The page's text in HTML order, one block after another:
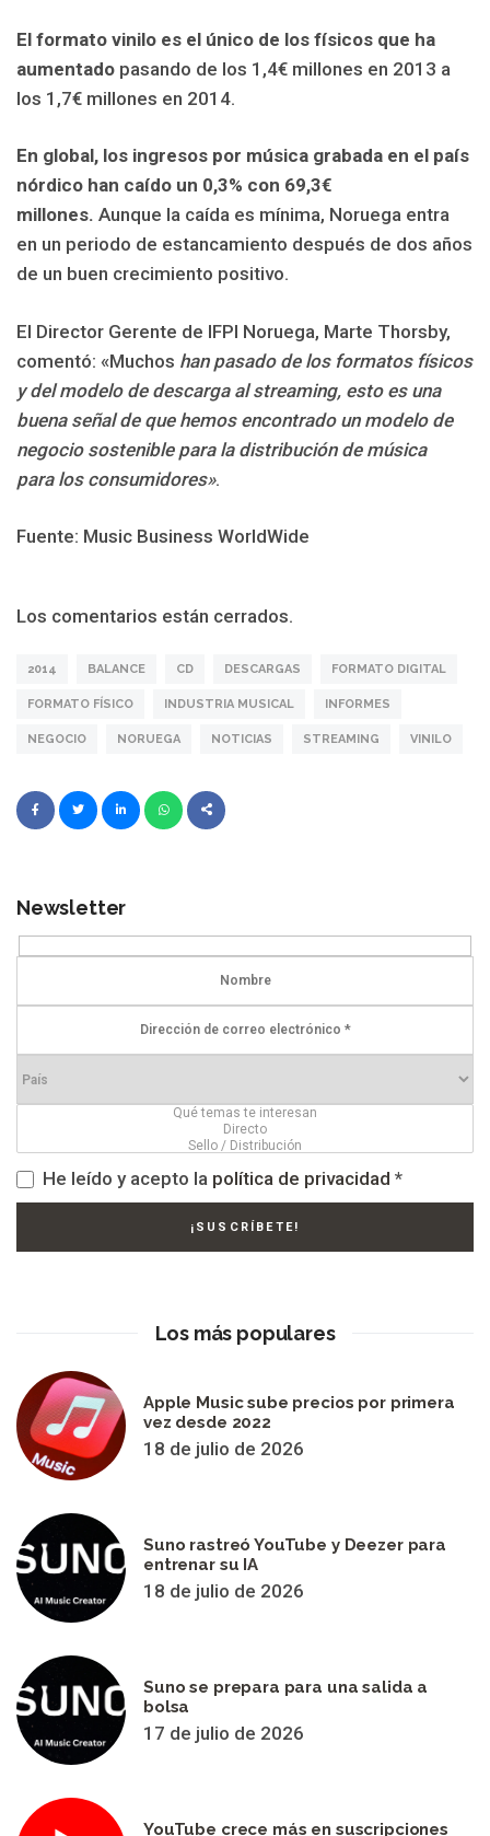
El formato vinilo es el único de los físicos que ha
aumentado pasando de los 1,4€ millones en 2013 a
los 1,7€ millones en 2014.
En global, los ingresos por música grabada en el país
nórdico han caído un 0,3% con 69,3€
millones. Aunque la caída es mínima, Noruega entra
en un periodo de estancamiento después de dos años
de un buen crecimiento positivo.
El Director Gerente de IFPI Noruega, Marte Thorsby,
comentó: «Muchos han pasado de los formatos físicos
y del modelo de descarga al streaming, esto es una
buena señal de que hemos encontrado un modelo de
negocio sostenible para la distribución de música
para los consumidores».
Fuente: Music Business WorldWide
Los comentarios están cerrados.
2014 BALANCE CD DESCARGAS FORMATO DIGITAL
FORMATO FÍSICO INDUSTRIA MUSICAL INFORMES
NEGOCIO NORUEGA NOTICIAS STREAMING VINILO
Newsletter
He leído y acepto la política de privacidad *
Los más populares
Apple Music sube precios por primera
vez desde 2022
18 de julio de 2026
Suno rastreó YouTube y Deezer para
entrenar su IA
18 de julio de 2026
Suno se prepara para una salida a
bolsa
17 de julio de 2026
YouTube crece más en suscripciones